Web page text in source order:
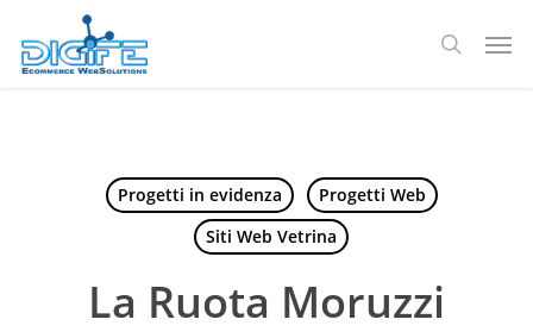
contenuto
ricerca
Progetti in evidenza
Progetti Web
Siti Web Vetrina
La Ruota Moruzzi